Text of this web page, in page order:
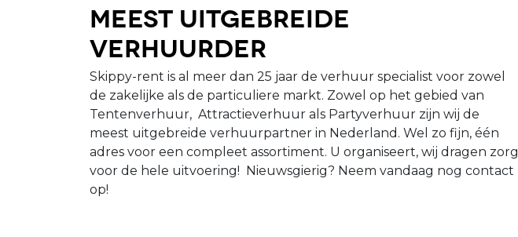
Meest uitgebreide
verhuurder
Skippy-rent is al meer dan 25 jaar de verhuur specialist voor zowel
de zakelijke als de particuliere markt. Zowel op het gebied van
Tentenverhuur, Attractieverhuur als Partyverhuur zijn wij de
meest uitgebreide verhuurpartner in Nederland. Wel zo fijn, één
adres voor een compleet assortiment. U organiseert, wij dragen zorg
voor de hele uitvoering! Nieuwsgierig? Neem vandaag nog contact
op!